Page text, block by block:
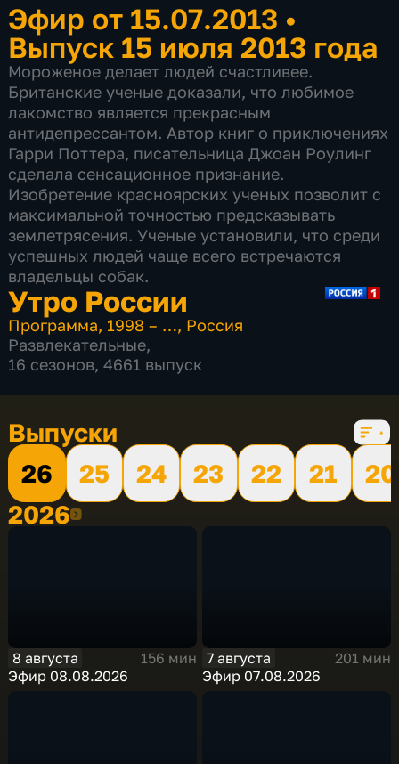
Эфир от 15.07.2013 •
Выпуск 15 июля 2013 года
Мороженое делает людей счастливее.
Британские ученые доказали, что любимое
лакомство является прекрасным
антидепрессантом. Автор книг о приключениях
Гарри Поттера, писательница Джоан Роулинг
сделала сенсационное признание.
Изобретение красноярских ученых позволит с
максимальной точностью предсказывать
землетрясения. Ученые установили, что среди
успешных людей чаще всего встречаются
владельцы собак.
Утро России
Программа, 1998 – …, Россия
Развлекательные,
16 сезонов, 4661 выпуск
Выпуски
26
25 24 23 22 21
20
20262026
8 августа
156 мин
Эфир 08.08.2026
7 августа
201 мин
Эфир 07.08.2026